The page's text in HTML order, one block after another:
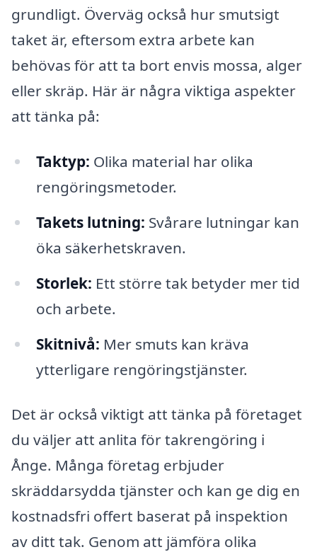
grundligt. Överväg också hur smutsigt
taket är, eftersom extra arbete kan
behövas för att ta bort envis mossa, alger
eller skräp. Här är några viktiga aspekter
att tänka på:
Taktyp: Olika material har olika
rengöringsmetoder.
Takets lutning: Svårare lutningar kan
öka säkerhetskraven.
Storlek: Ett större tak betyder mer tid
och arbete.
Skitnivå: Mer smuts kan kräva
ytterligare rengöringstjänster.
Det är också viktigt att tänka på företaget
du väljer att anlita för takrengöring i
Ånge. Många företag erbjuder
skräddarsydda tjänster och kan ge dig en
kostnadsfri offert baserat på inspektion
av ditt tak. Genom att jämföra olika